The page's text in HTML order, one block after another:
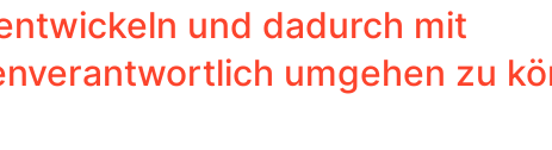
und dadurch mit
umgehen zu